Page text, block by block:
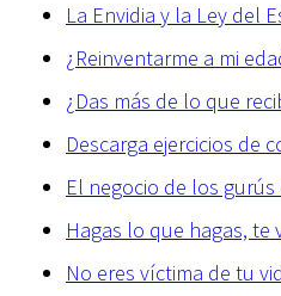
La Envidia y la Ley del
¿Reinventarme a mi
¿Das más de lo que
Descarga ejercicios de
El negocio de los
Hagas lo que hagas, te
No eres víctima de tu